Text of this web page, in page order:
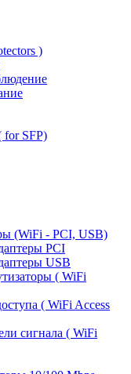
)
for SFP)
(WiFi - PCI, USB)
PCI
USB
( WiFi
( WiFi Access
сигнала ( WiFi